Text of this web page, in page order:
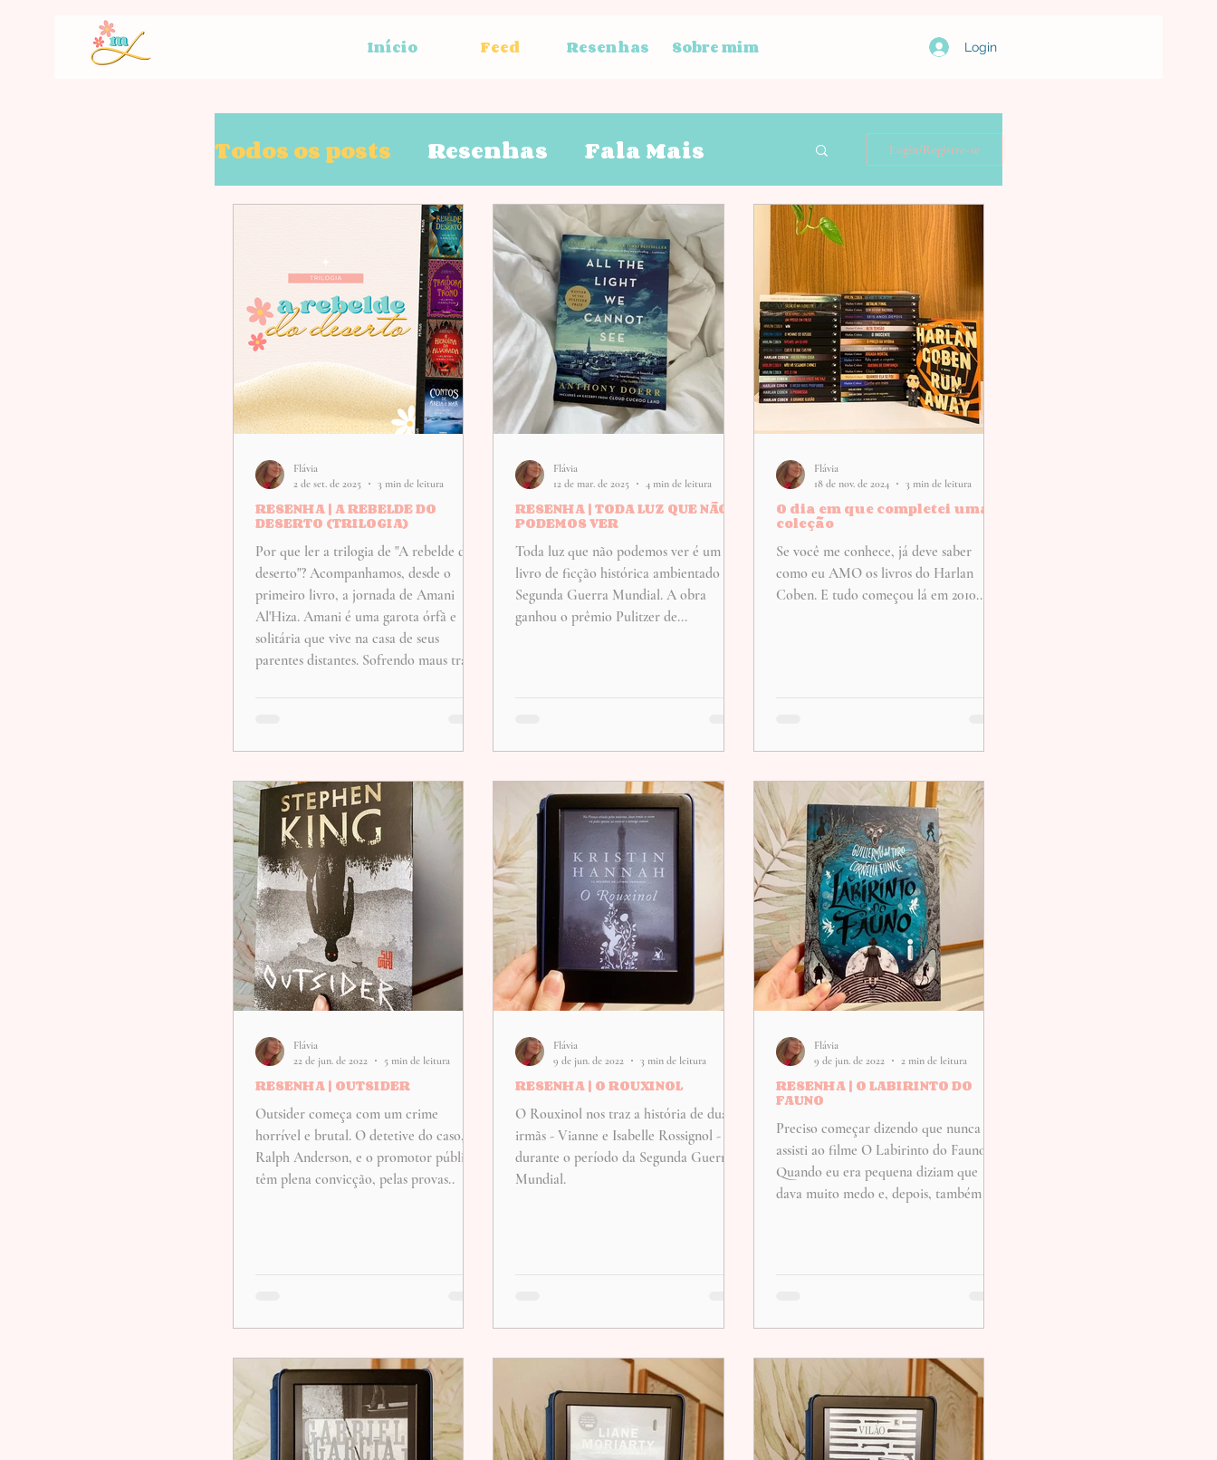
Início Feed Resenhas Sobre mim Login
Todos os posts Resenhas Fala Mais Login/Registre-se
RESENHA | A REBELDE DO
DESERTO (TRILOGIA)
Por que ler a trilogia de "A rebelde do
deserto"? Acompanhamos, desde o
primeiro livro, a jornada de Amani
Al'Hiza. Amani é uma garota órfã e
solitária que vive na casa de seus
parentes distantes. Sofrendo maus tratos
submetam a diversos abusos, Amani
Poeira - e ir buscar uma nova vida na
capital, Izman.
Flávia
2 de set. de 2025
3 min de leitura
RESENHA | TODA LUZ QUE NÃO
PODEMOS VER
Toda luz que não podemos ver é um
livro de ficção histórica ambientado na
Segunda Guerra Mundial. A obra
ganhou o prêmio Pulitzer de...
Flávia
12 de mar. de 2025
4 min de leitura
O dia em que completei uma
coleção
Se você me conhece, já deve saber
como eu AMO os livros do Harlan
Coben. E tudo começou lá em 2010...
Flávia
18 de nov. de 2024
3 min de leitura
RESENHA | OUTSIDER
Outsider começa com um crime
horrível e brutal. O detetive do caso,
Ralph Anderson, e o promotor público
têm plena convicção, pelas provas..
Flávia
22 de jun. de 2022
5 min de leitura
RESENHA | O ROUXINOL
O Rouxinol nos traz a história de duas
irmãs - Vianne e Isabelle Rossignol -
durante o período da Segunda Guerra
Mundial.
Flávia
9 de jun. de 2022
3 min de leitura
RESENHA | O LABIRINTO DO
FAUNO
Preciso começar dizendo que nunca
assisti ao filme O Labirinto do Fauno.
Quando eu era pequena diziam que
dava muito medo e, depois, também
Flávia
9 de jun. de 2022
2 min de leitura